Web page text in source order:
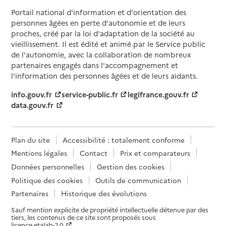
Portail national d'information et d'orientation des
personnes âgées en perte d'autonomie et de leurs
proches, créé par la loi d'adaptation de la société au
vieillissement. Il est édité et animé par le Service public
de l'autonomie, avec la collaboration de nombreux
partenaires engagés dans l'accompagnement et
l'information des personnes âgées et de leurs aidants.
info.gouv.fr
service-public.fr
legifrance.gouv.fr
data.gouv.fr
Plan du site
Accessibilité : totalement conforme
Mentions légales
Contact
Prix et comparateurs
Données personnelles
Gestion des cookies
Politique des cookies
Outils de communication
Partenaires
Historique des évolutions
Sauf mention explicite de propriété intellectuelle détenue par des
tiers, les contenus de ce site sont proposés sous